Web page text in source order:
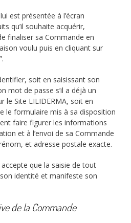
est présentée à l’écran
qu’il souhaite acquérir,
finaliser sa Commande en
voulu puis en cliquant sur
soit en saisissant son
mot de passe s’il a déjà un
le Site LILIDERMA, soit en
le formulaire mis à sa disposition
faire figurer les informations
et à l’envoi de sa Commande
et adresse postale exacte.
que la saisie de tout
identité et manifeste son
de la Commande